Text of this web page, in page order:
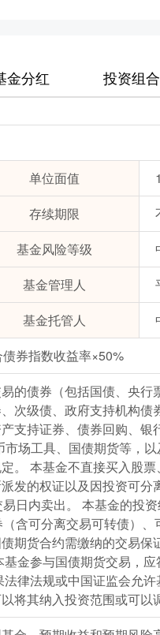
金分红 投资组合
单位面值
存续期限
基金风险等级
基金管理人
基金托管人
券指数收益率×50%
的债券（包括国债、央
次级债、政府支持机构
支持证券、债券回购、
场工具、国债期货等，
。 本基金不直接买入股票
发的权证以及因投资可
日内卖出。 本基金的投
含可分离交易可转债）
期货合约需缴纳的交易
金参与国债期货交易，
律法规或中国证监会允
将其纳入投资范围或可以